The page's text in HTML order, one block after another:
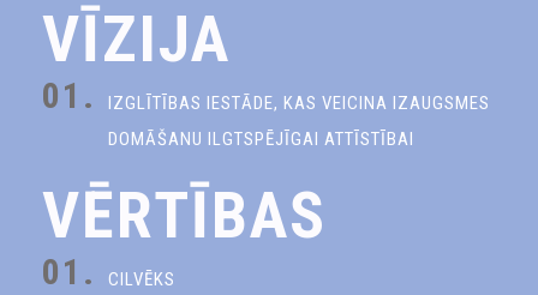
VĪZIJA
01.
IZGLĪTĪBAS IESTĀDE, KAS VEICINA IZAUGSMES
DOMĀŠANU ILGTSPĒJĪGAI ATTĪSTĪBAI
VĒRTĪBAS
01. CILVĒKS